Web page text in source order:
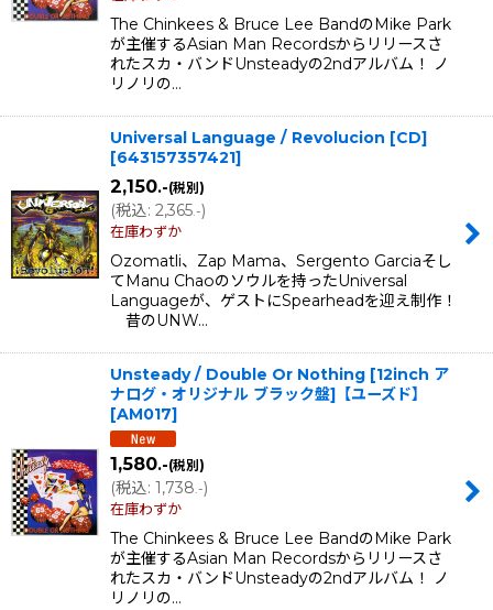
The Chinkees & Bruce Lee BandのMike Park
が主催するAsian Man Recordsからリリースさ
れたスカ・バンドUnsteadyの2ndアルバム！ ノ
リノリの…
Universal Language / Revolucion [CD]
[643157357421]
2,150.-(税別)
(税込: 2,365.-)
在庫わずか
Ozomatli、Zap Mama、Sergento Garciaそし
てManu Chaoのソウルを持ったUniversal
Languageが、ゲストにSpearheadを迎え制作！
昔のUNW…
Unsteady / Double Or Nothing [12inch ア
ナログ・オリジナル ブラック盤]【ユーズド】
[AM017]
1,580.-(税別)
(税込: 1,738.-)
在庫わずか
The Chinkees & Bruce Lee BandのMike Park
が主催するAsian Man Recordsからリリースさ
れたスカ・バンドUnsteadyの2ndアルバム！ ノ
リノリの…